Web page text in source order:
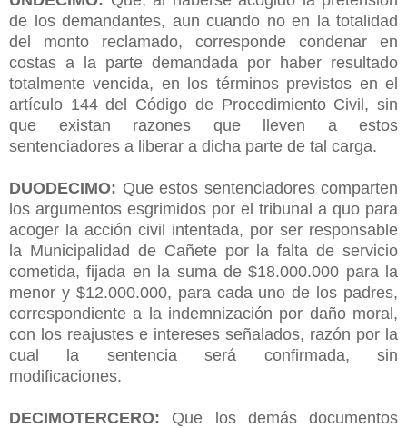
de los demandantes, aun cuando no en la totalidad
del monto reclamado, corresponde condenar en
costas a la parte demandada por haber resultado
totalmente vencida, en los términos previstos en el
artículo 144 del Código de Procedimiento Civil, sin
que existan razones que lleven a estos
sentenciadores a liberar a dicha parte de tal carga.
DUODECIMO: Que estos sentenciadores comparten
los argumentos esgrimidos por el tribunal a quo para
acoger la acción civil intentada, por ser responsable
la Municipalidad de Cañete por la falta de servicio
cometida, fijada en la suma de $18.000.000 para la
menor y $12.000.000, para cada uno de los padres,
correspondiente a la indemnización por daño moral,
con los reajustes e intereses señalados, razón por la
cual la sentencia será confirmada, sin
modificaciones.
DECIMOTERCERO: Que los demás documentos